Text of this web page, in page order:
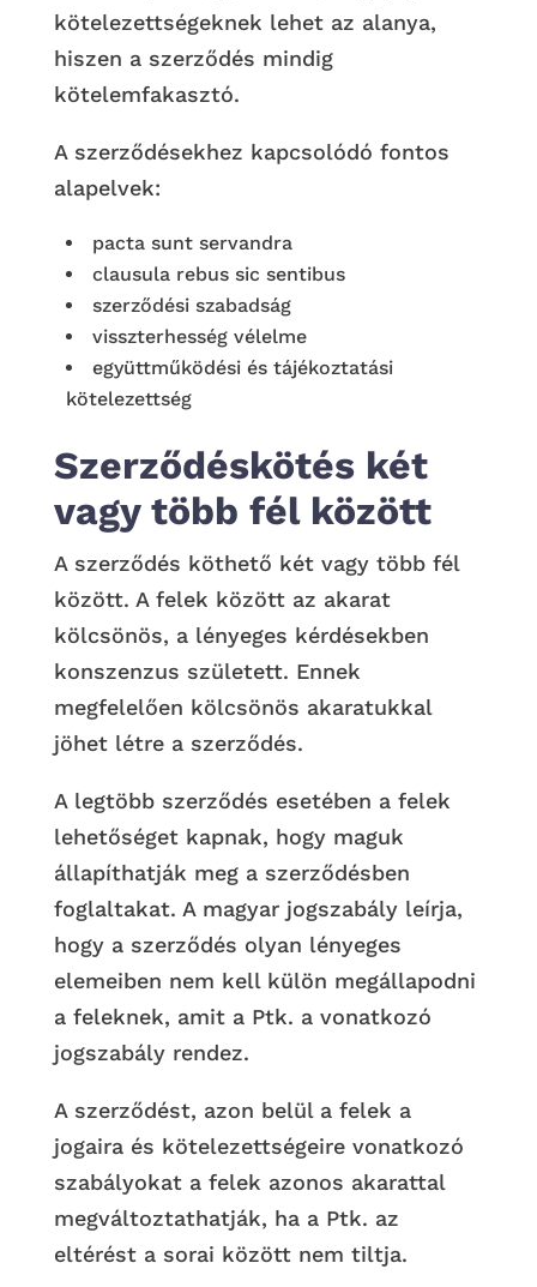
kötelezettségeknek lehet az alanya,
hiszen a szerződés mindig
kötelemfakasztó.
A szerződésekhez kapcsolódó fontos
alapelvek:
pacta sunt servandra
clausula rebus sic sentibus
szerződési szabadság
visszterhesség vélelme
együttműködési és tájékoztatási
kötelezettség
Szerződéskötés két
vagy több fél között
A szerződés köthető két vagy több fél
között. A felek között az akarat
kölcsönös, a lényeges kérdésekben
konszenzus született. Ennek
megfelelően kölcsönös akaratukkal
jöhet létre a szerződés.
A legtöbb szerződés esetében a felek
lehetőséget kapnak, hogy maguk
állapíthatják meg a szerződésben
foglaltakat. A magyar jogszabály leírja,
hogy a szerződés olyan lényeges
elemeiben nem kell külön megállapodni
a feleknek, amit a Ptk. a vonatkozó
jogszabály rendez.
A szerződést, azon belül a felek a
jogaira és kötelezettségeire vonatkozó
szabályokat a felek azonos akarattal
megváltoztathatják, ha a Ptk. az
eltérést a sorai között nem tiltja.